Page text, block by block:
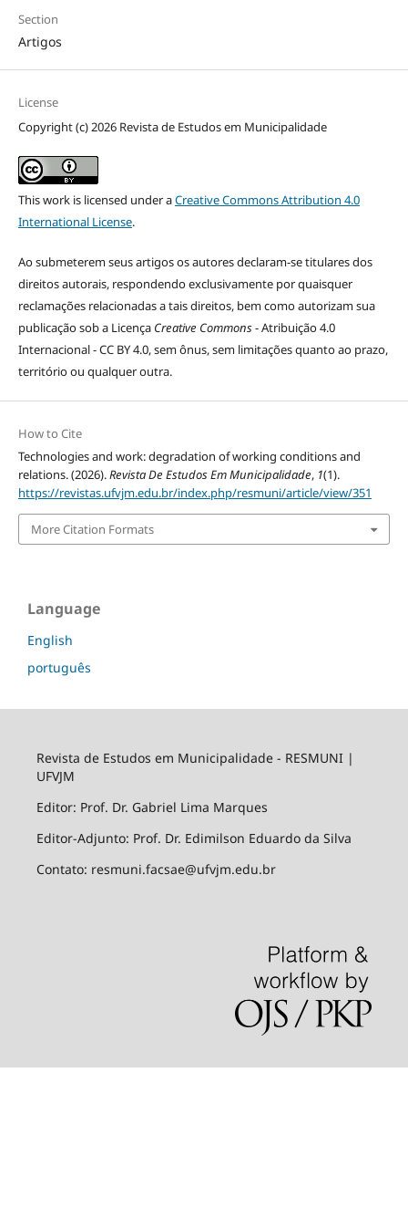
Section
Artigos
License
Copyright (c) 2026 Revista de Estudos em Municipalidade
This work is licensed under aCreative Commons Attribution 4.0
International License.
Ao submeterem seus artigos os autores declaram-se titulares dos
direitos autorais, respondendo exclusivamente por quaisquer
reclamações relacionadas a tais direitos, bem como autorizam sua
publicação sob a Licença Creative Commons- Atribuição 4.0
Internacional - CC BY 4.0, sem ônus, sem limitações quanto ao prazo,
território ou qualquer outra.
How to Cite
Technologies and work: degradation of working conditions and
relations. (2026).Revista De Estudos Em Municipalidade, 1(1).
https://revistas.ufvjm.edu.br/index.php/resmuni/article/view/351
More Citation Formats
Language
English
português
Revista de Estudos em Municipalidade - RESMUNI |
UFVJM
Editor: Prof. Dr. Gabriel Lima Marques
Editor-Adjunto: Prof. Dr. Edimilson Eduardo da Silva
Contato: resmuni.facsae@ufvjm.edu.br